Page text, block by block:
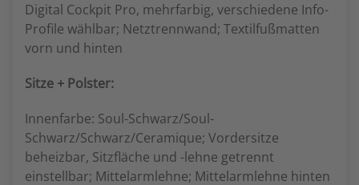
Digital Cockpit Pro, mehrfarbig, verschiedene Info-
Profile wählbar; Netztrennwand; Textilfußmatten
vorn und hinten
Sitze + Polster:
Innenfarbe: Soul-Schwarz/Soul-
Schwarz/Schwarz/Ceramique; Vordersitze
beheizbar, Sitzfläche und -lehne getrennt
einstellbar; Mittelarmlehne; Mittelarmlehne hinten